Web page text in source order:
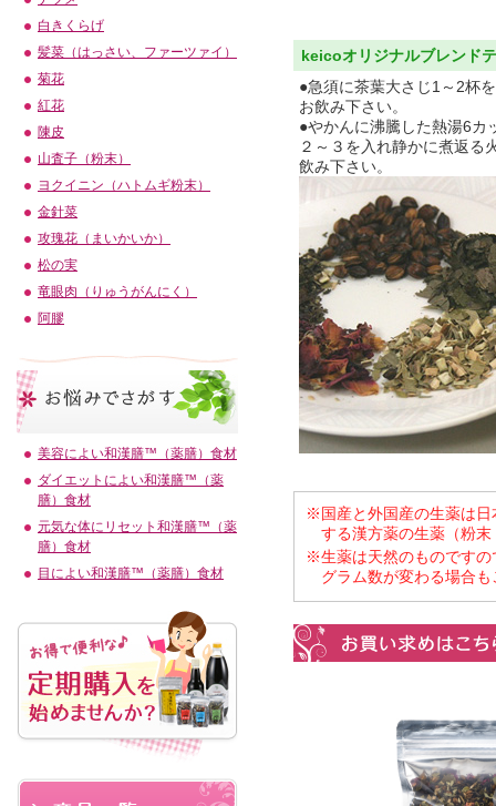
keicoオリジナルブレンド
●急須に茶葉大さじ1～2杯
お飲み下さい。
●やかんに沸騰した熱湯6カ
２～３を入れ静かに煮返る
飲み下さい。
※国産と外国産の生薬は日
する漢方薬の生薬（粉
※生薬は天然のものですの
グラム数が変わる場合
白きくらげ
髪菜（はっさい、ファーツァイ）
菊花
紅花
陳皮
山査子（粉末）
ヨクイニン（ハトムギ粉末）
金針菜
攻瑰花（まいかいか）
松の実
竜眼肉（りゅうがんにく）
阿膠
美容によい和漢膳™（薬膳）食材
ダイエットによい和漢膳™（薬
膳）食材
元気な体にリセット和漢膳™（薬
膳）食材
目によい和漢膳™（薬膳）食材